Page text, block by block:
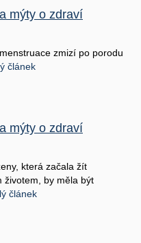
mýty o zdraví
zmizí po porodu
článek
mýty o zdraví
která začala žít
životem, by měla být
článek